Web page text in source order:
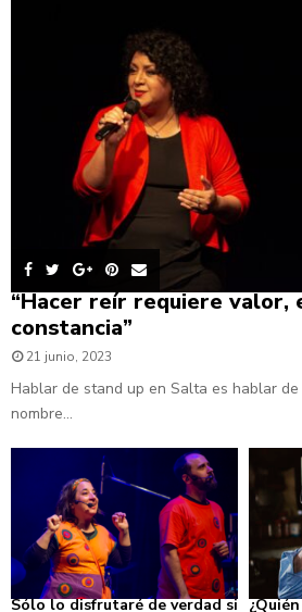
“Hacer reír requiere valor,
constancia”
21 junio, 2023
Hablar de stand up en Salta es hablar de
nombre...
Sólo lo disfrutaré de verdad si